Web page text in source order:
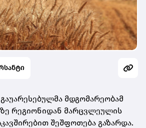
გაუარესებულმა მდგომარეობამ
რეგიონიდან მარცვლეულის
შეშფოთება გაზარდა.